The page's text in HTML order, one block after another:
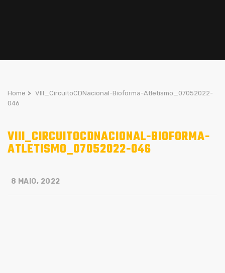
Home > VIII_CircuitoCDNacional-Bioforma-Atletismo_07052022-
046
VIII_CIRCUITOCDNACIONAL-BIOFORMA-
ATLETISMO_07052022-046
8 MAIO, 2022